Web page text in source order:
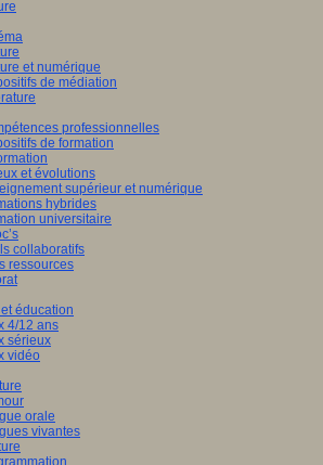
et numérique
de médiation
professionnelles
de formation
et évolutions
supérieur et numérique
hybrides
universitaire
collaboratifs
ressources
éducation
4/12 ans
sérieux
vidéo
orale
vivantes